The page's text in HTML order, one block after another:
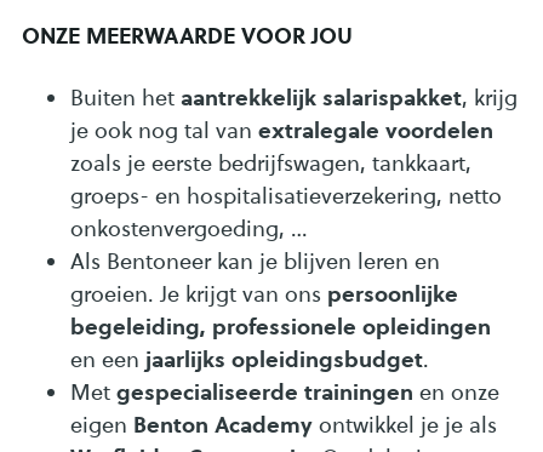
ONZE MEERWAARDE VOOR JOU
Buiten het aantrekkelijk salarispakket, krijg
je ook nog tal van extralegale voordelen
zoals je eerste bedrijfswagen, tankkaart,
groeps- en hospitalisatieverzekering, netto
onkostenvergoeding, …
Als Bentoneer kan je blijven leren en
groeien. Je krijgt van ons persoonlijke
begeleiding, professionele opleidingen
en een jaarlijks opleidingsbudget.
Met gespecialiseerde trainingen en onze
eigen Benton Academy ontwikkel je je als